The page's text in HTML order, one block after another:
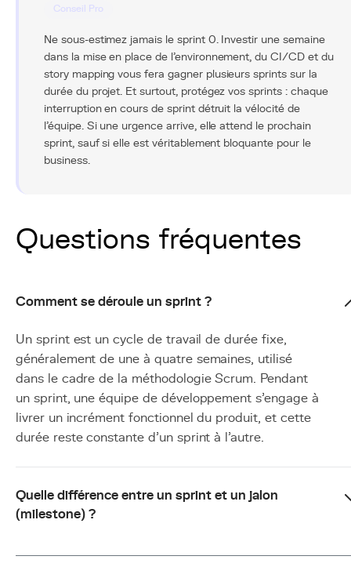
Conseil Pro
Ne sous-estimez jamais le sprint 0. Investir une semaine
dans la mise en place de l'environnement, du CI/CD et du
story mapping vous fera gagner plusieurs sprints sur la
durée du projet. Et surtout, protégez vos sprints : chaque
interruption en cours de sprint détruit la vélocité de
l'équipe. Si une urgence arrive, elle attend le prochain
sprint, sauf si elle est véritablement bloquante pour le
business.
Questions fréquentes
Comment se déroule un sprint ?
Un sprint est un cycle de travail de durée fixe,
généralement de une à quatre semaines, utilisé
dans le cadre de la méthodologie Scrum. Pendant
un sprint, une équipe de développement s'engage à
livrer un incrément fonctionnel du produit, et cette
durée reste constante d'un sprint à l'autre.
Quelle différence entre un sprint et un jalon
(milestone) ?